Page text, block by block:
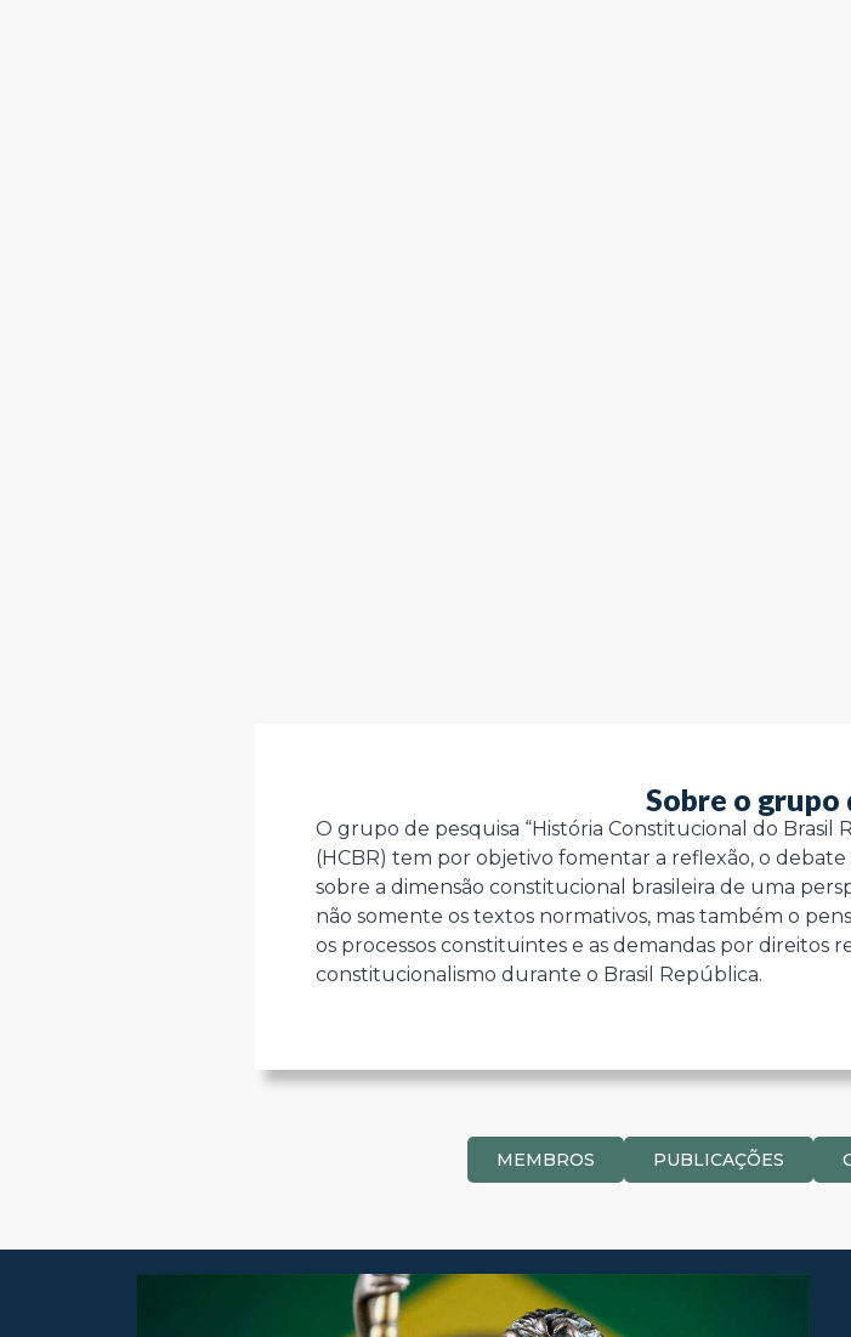
Sobre o
O grupo de pesquisa “História Constitucional do Brasil
(HCBR) tem por objetivo fomentar a reflexão, o
sobre a dimensão constitucional brasileira de uma
não somente os textos normativos, mas também o
os processos constituintes e as demandas por direitos
constitucionalismo durante o Brasil República.
MEMBROS PUBLICAÇÕES